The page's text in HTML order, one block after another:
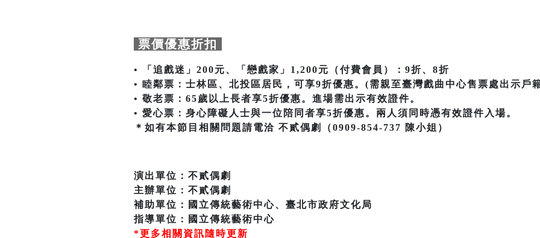
票價優惠折扣
• 「追戲迷」200元、「戀戲家」1,200元（付費會員）：9折、8折
• 睦鄰票：士林區、北投區居民，可享9折優惠。(需親至臺灣戲曲中心售票處出示戶
• 敬老票：65歲以上長者享5折優惠。進場需出示有效證件。
• 愛心票：身心障礙人士與一位陪同者享5折優惠。兩人須同時憑有效證件入場。
＊如有本節目相關問題請電洽 不貳偶劇（0909-854-737 陳小姐）
演出單位：不貳偶劇
主辦單位：不貳偶劇
補助單位：國立傳統藝術中心、臺北市政府文化局
指導單位：國立傳統藝術中心
*更多相關資訊隨時更新